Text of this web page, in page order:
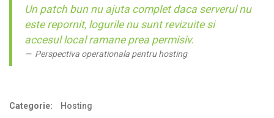
Un patch bun nu ajuta complet daca serverul nu
este repornit, logurile nu sunt revizuite si
accesul local ramane prea permisiv.
Perspectiva operationala pentru hosting
Categorie: Hosting